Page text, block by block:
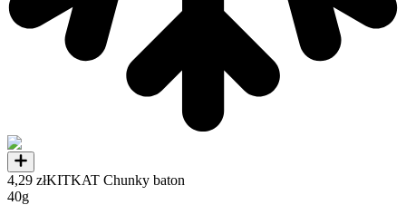
4,29 złKITKAT Chunky baton
40g